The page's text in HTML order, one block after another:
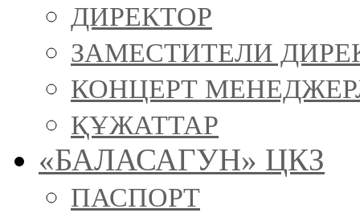
ДИРЕКТОР
ЗАМЕСТИТЕЛИ
КОНЦЕРТ
ҚҰЖАТТАР
«БАЛАСАГУН» ЦКЗ
ПАСПОРТ